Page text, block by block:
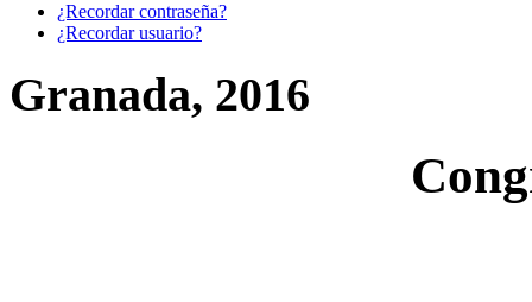
¿Recordar contraseña?
¿Recordar usuario?
Granada, 2016